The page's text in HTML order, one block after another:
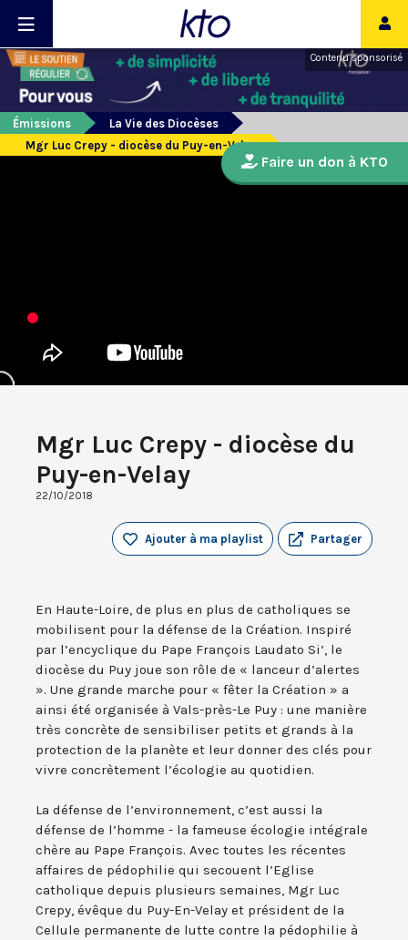
Contenu sponsorisé
Émissions
La Vie des Diocèses
Mgr Luc Crepy - diocèse du Puy-en-Velay
Mgr Luc Crepy - diocèse du
Puy-en-Velay
22/10/2018
Partager
Ajouter à ma playlist
En Haute-Loire, de plus en plus de catholiques se
mobilisent pour la défense de la Création. Inspiré
par l’encyclique du Pape François Laudato Si’, le
diocèse du Puy joue son rôle de « lanceur d’alertes
». Une grande marche pour « fêter la Création » a
ainsi été organisée à Vals-près-Le Puy : une manière
très concrète de sensibiliser petits et grands à la
protection de la planète et leur donner des clés pour
vivre concrètement l’écologie au quotidien.
La défense de l’environnement, c’est aussi la
défense de l’homme - la fameuse écologie intégrale
chère au Pape François. Avec toutes les récentes
affaires de pédophilie qui secouent l’Eglise
catholique depuis plusieurs semaines, Mgr Luc
Crepy, évêque du Puy-En-Velay et président de la
Cellule permanente de lutte contre la pédophilie à
Faire un don à KTO